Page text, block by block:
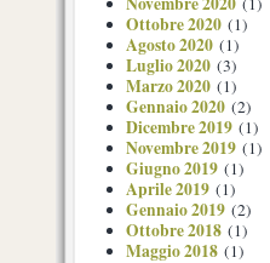
Ottobre 2020 (1)
Agosto 2020 (1)
Luglio 2020 (3)
Marzo 2020 (1)
Gennaio 2020 (2)
Dicembre 2019 (1)
Novembre 2019 (1)
Giugno 2019 (1)
Aprile 2019 (1)
Gennaio 2019 (2)
Ottobre 2018 (1)
Maggio 2018 (1)